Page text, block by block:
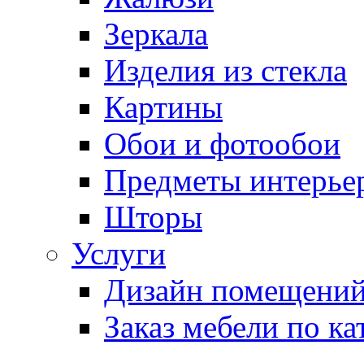
Зеркала
Изделия из стекла
Картины
Обои и фотообои
Предметы
Шторы
Услуги
Дизайн
Заказ мебели по